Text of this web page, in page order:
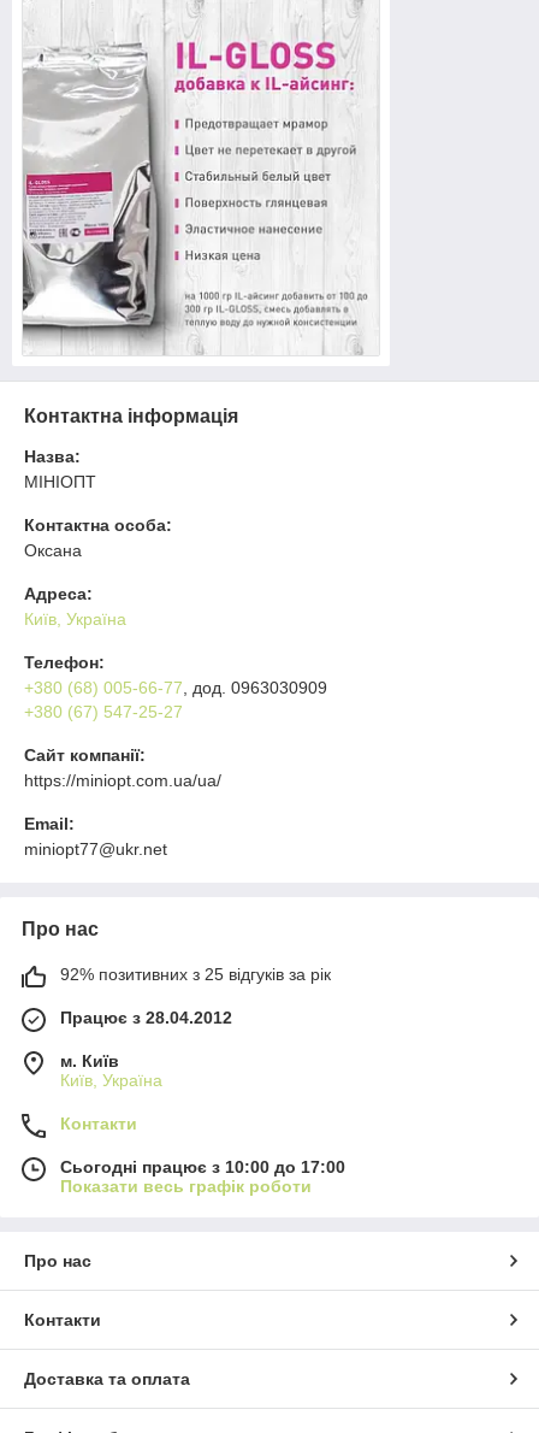
Контактна інформація
Назва:
МІНІОПТ
Контактна особа:
Оксана
Адреса:
Київ, Україна
Телефон:
+380 (68) 005-66-77 , дод. 0963030909
+380 (67) 547-25-27
Сайт компанії:
https://miniopt.com.ua/ua/
Email:
miniopt77@ukr.net
Про нас
92% позитивних з 25 відгуків за рік
Працює з 28.04.2012
м. Київ
Київ, Україна
Контакти
Сьогодні працює з 10:00 до 17:00
Показати весь графік роботи
Про нас
Контакти
Доставка та оплата